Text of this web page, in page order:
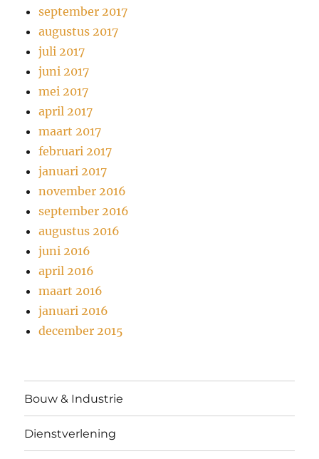
september 2017
augustus 2017
juli 2017
juni 2017
mei 2017
april 2017
maart 2017
februari 2017
januari 2017
november 2016
september 2016
augustus 2016
juni 2016
april 2016
maart 2016
januari 2016
december 2015
Bouw & Industrie
Dienstverlening